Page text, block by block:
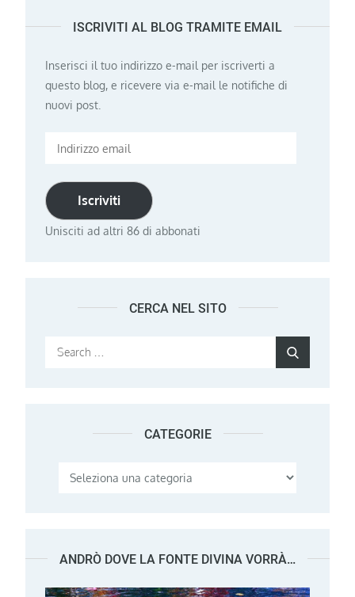
ISCRIVITI AL BLOG TRAMITE EMAIL
Inserisci il tuo indirizzo e-mail per iscriverti a
questo blog, e ricevere via e-mail le notifiche di
nuovi post.
Indirizzo
Iscriviti
Unisciti ad altri 86 di abbonati
CERCA NEL SITO
Search
CATEGORIE
Categorie
ANDRÒ DOVE LA FONTE DIVINA VORRÀ…